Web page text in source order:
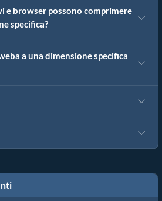
e browser possono comprimere
specifica?
a una dimensione specifica